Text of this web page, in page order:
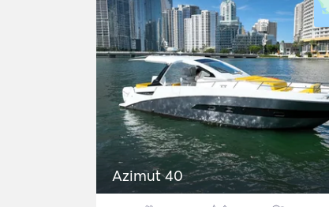
Azimut 40